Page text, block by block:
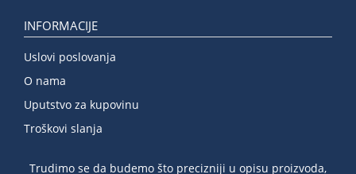
INFORMACIJE
Uslovi poslovanja
O nama
Uputstvo za kupovinu
Troškovi slanja
Trudimo se da budemo što precizniji u opisu proizvoda,